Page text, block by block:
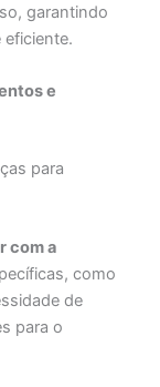
garantindo
eficiente.
e
para
com a
como
de
para o